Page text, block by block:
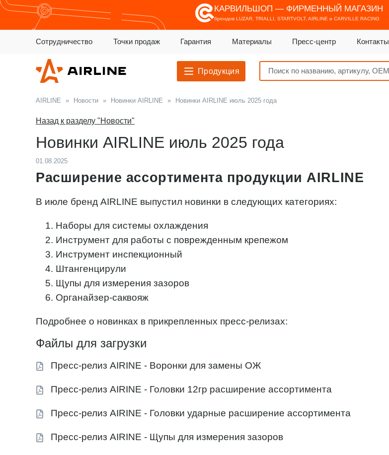
КАРВИЛЬШОП — ФИРМЕННЫЙ МАГАЗИН
брендов LUZAR, TRIALLI, STARTVOLT, AIRLINE и CARVILLE RACING
Сотрудничество Точки продаж Гарантия Материалы Пресс-центр Контакты
Продукция
AIRLINE » Новости » Новинки AIRLINE » Новинки AIRLINE июль 2025 года
Назад к разделу "Новости"
Новинки AIRLINE июль 2025 года
01.08.2025
Расширение ассортимента продукции AIRLINE
В июле бренд AIRLINE выпустил новинки в следующих категориях:
Наборы для системы охлаждения
Инструмент для работы с поврежденным крепежом
Инструмент инспекционный
Штангенцирули
Щупы для измерения зазоров
Органайзер-саквояж
Подробнее о новинках в прикрепленных пресс-релизах:
Файлы для загрузки
Пресс-релиз AIRINE - Воронки для замены ОЖ
Пресс-релиз AIRINE - Головки 12гр расширение ассортимента
Пресс-релиз AIRINE - Головки ударные расширение ассортимента
Пресс-релиз AIRINE - Щупы для измерения зазоров